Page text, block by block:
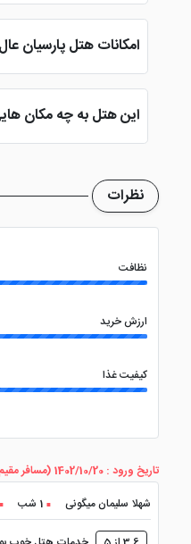
انتهای خیابان
امکانات هتل پارسیان
از جمله امکانات این هتل
این هتل به چه مکان
میدان نقش جهان، باغ
نظرات
نظافت
ارزش خرید
کیفیت غذا
تاریخ ورود : 1402/10/20 (مسافر مقیم)
شهلا سلیمان میگونی
1 شب